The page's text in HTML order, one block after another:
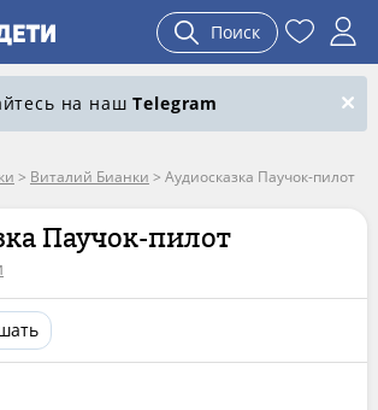
Поиск
на нашTelegram
> Виталий Бианки > Аудиосказка Паучок-пилот
Паучок-пилот